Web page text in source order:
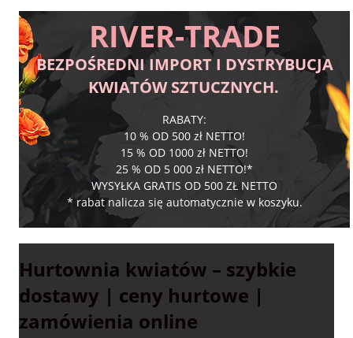
RIVER-TRADE
BEZPOŚREDNI IMPORT I DYSTRYBUCJA
KWIATÓW SZTUCZNYCH.
RABATY:
10 % OD 500 zł NETTO!
15 % OD 1000 zł NETTO!
25 % OD 5 000 zł NETTO!*
WYSYŁKA GRATIS OD 500 ZŁ NETTO
* rabat nalicza się automatycznie w koszyku.
Hurtownia kwiatów – szybkie
dostawy | ceny hurtowe |
zamówienia online